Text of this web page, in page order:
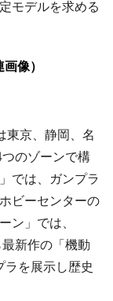
モデルを求める
像）
東京、静岡、名
のゾーンで構
では、ガンプラ
ビーセンターの
ン」では、
新作の「機動
を展示し歴史